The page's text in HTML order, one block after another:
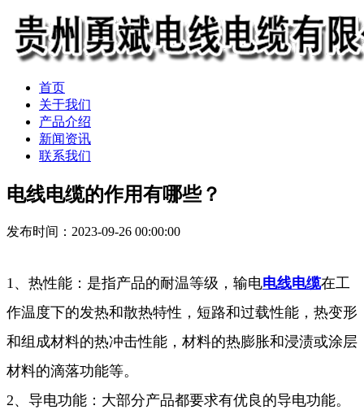
首页
关于我们
产品介绍
新闻资讯
联系我们
电线电缆的作用有哪些？
发布时间：2023-09-26 00:00:00
1、热性能：是指产品的耐温等级，输电电线电缆在工
作温度下的发热和散热特性，短路和过载性能，热变形
和组成材料的热冲击性能，材料的热膨胀和浸渍或涂层
材料的滴落功能等。
2、导电功能：大部分产品都要求有优良的导电功能。